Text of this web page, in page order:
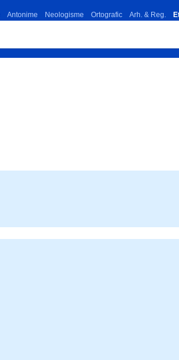
Antonime Neologisme Ortografic Arh. & Reg.